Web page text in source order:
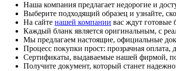
Наша компания предлагает недорогие и
Выберите подходящий образец и узнайте,
На сайте нашей компании вас ждут готовые
Каждый бланк является оригинальным, с
Мы предлагаем настоящие, официальные
Процесс покупки прост: прозрачная оплата,
Сертификаты, выдаваемые нашей фирмой,
Получите документ, который станет